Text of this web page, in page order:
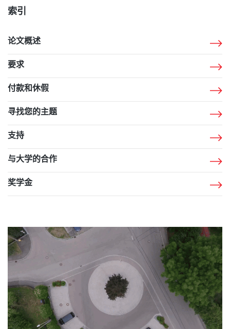
索引
论文概述
要求
付款和休假
寻找您的主题
支持
与大学的合作
奖学金